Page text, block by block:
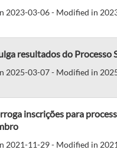
2023-03-06 - Modified in
resultados do Processo
2025-03-07 - Modified in
inscrições para
2021-11-29 - Modified in